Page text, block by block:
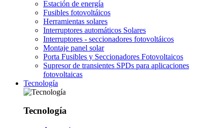
Estación de energía
Fusibles fotovoltáicos
Herramientas solares
Interruptores automáticos Solares
Interruptores - seccionadores fotovoltáicos
Montaje panel solar
Porta Fusibles y Seccionadores Fotovoltaicos
Supresor de transientes SPDs para aplicaciones
fotovoltaicas
Tecnología
Tecnología